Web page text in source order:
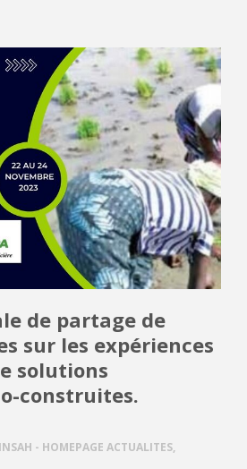
de partage de
sur les expériences
solutions
construites.
INSAH - HOMEPAGE ACTUALITES,